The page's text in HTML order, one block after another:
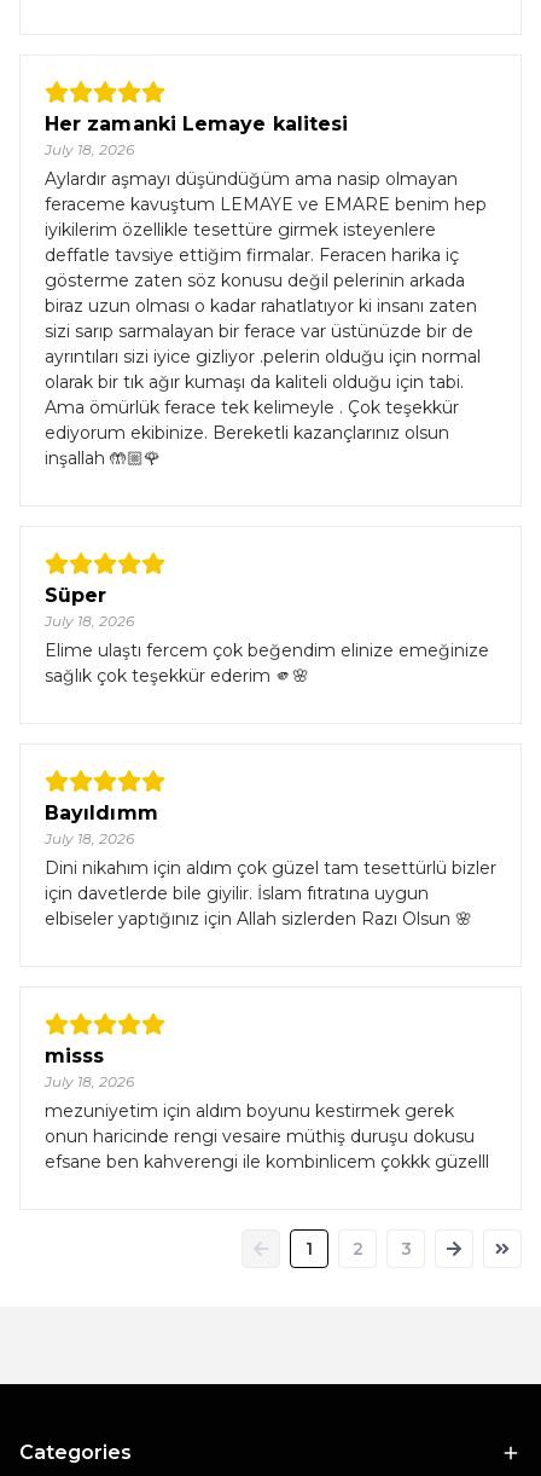
Her zamanki Lemaye kalitesi
July 18, 2026
Aylardır aşmayı düşündüğüm ama nasip olmayan
feraceme kavuştum LEMAYE ve EMARE benim hep
iyikilerim özellikle tesettüre girmek isteyenlere
deffatle tavsiye ettiğim firmalar. Feracen harika iç
gösterme zaten söz konusu değil pelerinin arkada
biraz uzun olması o kadar rahatlatıyor ki insanı zaten
sizi sarıp sarmalayan bir ferace var üstünüzde bir de
ayrıntıları sizi iyice gizliyor .pelerin olduğu için normal
olarak bir tık ağır kumaşı da kaliteli olduğu için tabi.
Ama ömürlük ferace tek kelimeyle . Çok teşekkür
ediyorum ekibinize. Bereketli kazançlarınız olsun
inşallah 🤲🏼🌹
Süper
July 18, 2026
Elime ulaştı fercem çok beğendim elinize emeğinize
sağlık çok teşekkür ederim 🫵🌸
Bayıldımm
July 18, 2026
Dini nikahım için aldım çok güzel tam tesettürlü bizler
için davetlerde bile giyilir. İslam fıtratına uygun
elbiseler yaptığınız için Allah sizlerden Razı Olsun 🌸
misss
July 18, 2026
mezuniyetim için aldım boyunu kestirmek gerek
onun haricinde rengi vesaire müthiş duruşu dokusu
efsane ben kahverengi ile kombinlicem çokkk güzelll
1 2 3
Categories